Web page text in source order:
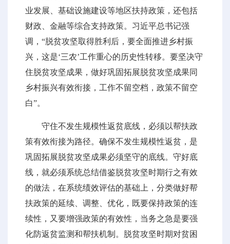
业发展、基础设施建设等地区扶持政策，还包括
财政、金融等综合支持政策。习近平总书记强
调，“脱贫攻坚取得胜利后，要全面推进乡村振
兴，这是‘三农’工作重心的历史性转移。要坚决守
住脱贫攻坚成果，做好巩固拓展脱贫攻坚成果同
乡村振兴有效衔接，工作不留空档，政策不留空
白”。
守住不发生规模性返贫底线，必须以帮扶政
策有效衔接为路径。确保不发生规模性返贫，是
巩固拓展脱贫攻坚成果必须坚守的底线。守好底
线，就必须系统总结借鉴脱贫攻坚时期行之有效
的做法，在系统绩效评估的基础上，分类做好帮
扶政策的延续、调整、优化，既要保持政策的连
续性，又要增强政策的有效性，当务之急是要强
化防返贫监测和帮扶机制。脱贫攻坚时期对贫困